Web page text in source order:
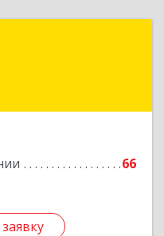
66
Илимск г, Дружбы